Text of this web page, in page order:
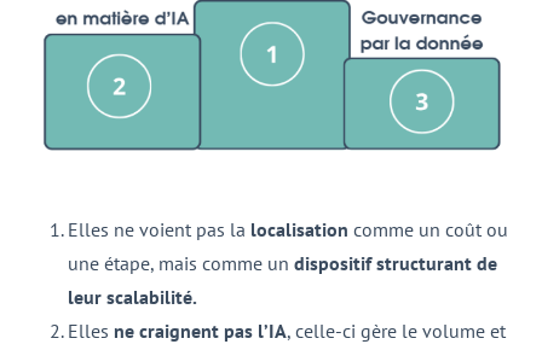
Elles ne voient pas la localisation comme un coût ou
une étape, mais comme un dispositif structurant de
leur scalabilité.
Elles ne craignent pas l’IA, celle-ci gère le volume et